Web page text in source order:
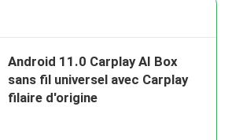
Android 11.0 Carplay AI Box
sans fil universel avec Carplay
filaire d'origine